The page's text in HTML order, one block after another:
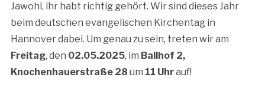
Jawohl, ihr habt richtig gehört. Wir sind dieses Jahr
beim deutschen evangelischen Kirchentag in
Hannover dabei. Um genau zu sein, treten wir am
Freitag, den 02.05.2025, im Ballhof 2,
Knochenhauerstraße 28 um 11 Uhrauf!